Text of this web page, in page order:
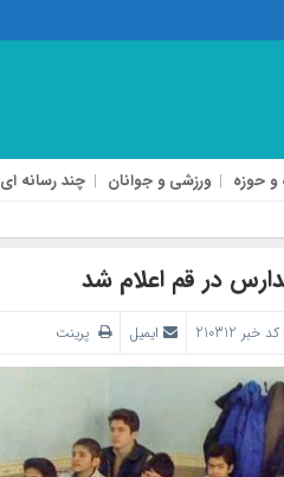
و حوزه ورزشی و جوانان چند رسانه ای
در قم اعلام شد
کد خبر 210312 ایمیل پرینت